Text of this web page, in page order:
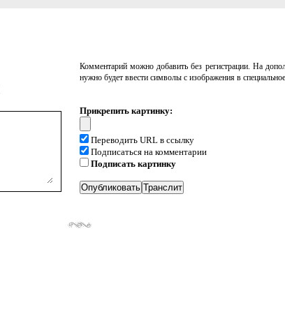
Комментарий можно добавить без регистрации. На
нужно будет ввести символы с изображения в
Прикрепить картинку:
Переводить URL в ссылку
Подписаться на комментарии
Подписать картинку